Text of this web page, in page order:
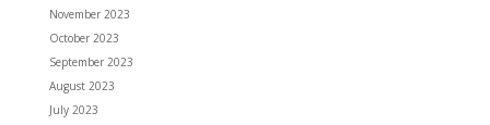
November 2023
October 2023
September 2023
August 2023
July 2023